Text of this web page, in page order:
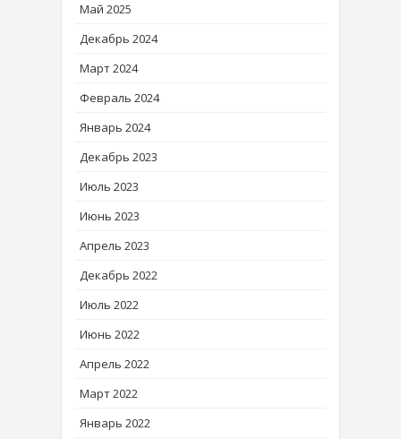
Май 2025
Декабрь 2024
Март 2024
Февраль 2024
Январь 2024
Декабрь 2023
Июль 2023
Июнь 2023
Апрель 2023
Декабрь 2022
Июль 2022
Июнь 2022
Апрель 2022
Март 2022
Январь 2022